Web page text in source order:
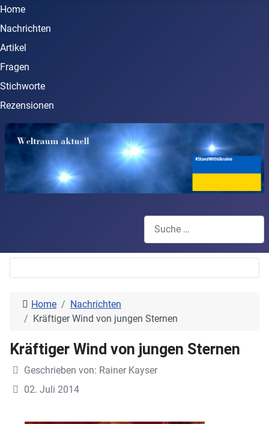
Home
Nachrichten
Artikel
Fragen
Stichworte
Rezensionen
Home
Nachrichten
Kräftiger Wind von jungen Sternen
Kräftiger Wind von jungen Sternen
Geschrieben von: Rainer Kayser
02. Juli 2014